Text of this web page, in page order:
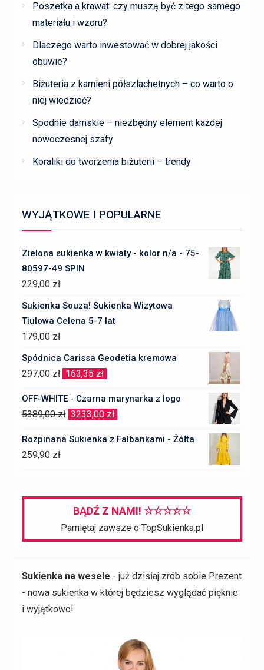
Poszetka a krawat: czy muszą być z tego samego
materiału i wzoru?
Dlaczego warto inwestować w dobrej jakości
obuwie?
Biżuteria z kamieni półszlachetnych – co warto o
niej wiedzieć?
Spodnie damskie – niezbędny element każdej
nowoczesnej szafy
Koraliki do tworzenia biżuterii – trendy
WYJĄTKOWE I POPULARNE
Zielona sukienka w kwiaty - kolor n/a - 75-
80597-49 SPIN
229,00 zł
Sukienka Souza! Sukienka Wizytowa
Tiulowa Celena 5-7 lat
179,00 zł
Spódnica Carissa Geodetia kremowa
297,00zł Pierwotna
wynosiła:
297,00 zł.
163,35 zł
wynosi:
163,35 zł.
OFF-WHITE - Czarna marynarka z logo
5389,00zł Pierwotna
3233,00 zł
Rozpinana Sukienka z Falbankami - Żółta
259,90 zł
BĄDŹ Z NAMI! ☆☆☆☆☆
Pamiętaj zawsze o TopSukienka.pl
Sukienka na wesele - już dzisiaj zrób sobie Prezent
- nowa sukienka w której będziesz wyglądać pięknie
i wyjątkowo!